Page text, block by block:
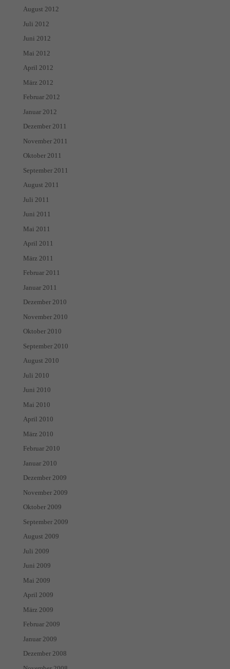
August 2012
Juli 2012
Juni 2012
Mai 2012
April 2012
März 2012
Februar 2012
Januar 2012
Dezember 2011
November 2011
Oktober 2011
September 2011
August 2011
Juli 2011
Juni 2011
Mai 2011
April 2011
März 2011
Februar 2011
Januar 2011
Dezember 2010
November 2010
Oktober 2010
September 2010
August 2010
Juli 2010
Juni 2010
Mai 2010
April 2010
März 2010
Februar 2010
Januar 2010
Dezember 2009
November 2009
Oktober 2009
September 2009
August 2009
Juli 2009
Juni 2009
Mai 2009
April 2009
März 2009
Februar 2009
Januar 2009
Dezember 2008